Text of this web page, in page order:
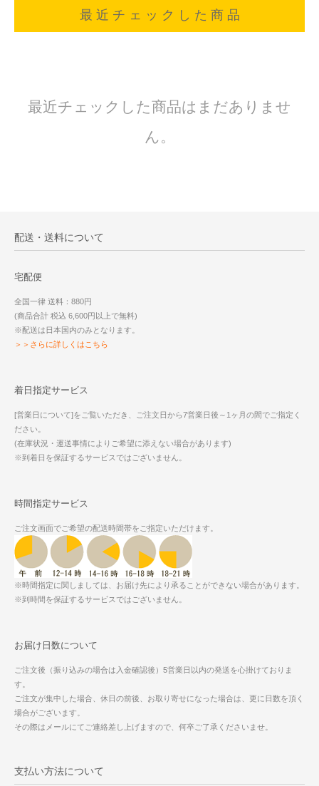
最 近 チ ェ ッ ク し た 商 品
最近チェックした商品はまだありませ
ん。
配送・送料について
宅配便
全国一律 送料：880円
(商品合計 税込 6,600円以上で無料)
※配送は日本国内のみとなります。
＞＞さらに詳しくはこちら
着日指定サービス
[営業日について]をご覧いただき、ご注文日から7営業日後～1ヶ月の間でご指定く
ださい。
(在庫状況・運送事情によりご希望に添えない場合があります)
※到着日を保証するサービスではございません。
時間指定サービス
ご注文画面でご希望の配送時間帯をご指定いただけます。
※時間指定に関しましては、お届け先により承ることができない場合があります。
※到時間を保証するサービスではございません。
お届け日数について
ご注文後（振り込みの場合は入金確認後）5営業日以内の発送を心掛けておりま
す。
ご注文が集中した場合、休日の前後、お取り寄せになった場合は、更に日数を頂く
場合がございます。
その際はメールにてご連絡差し上げますので、何卒ご了承くださいませ。
支払い方法について